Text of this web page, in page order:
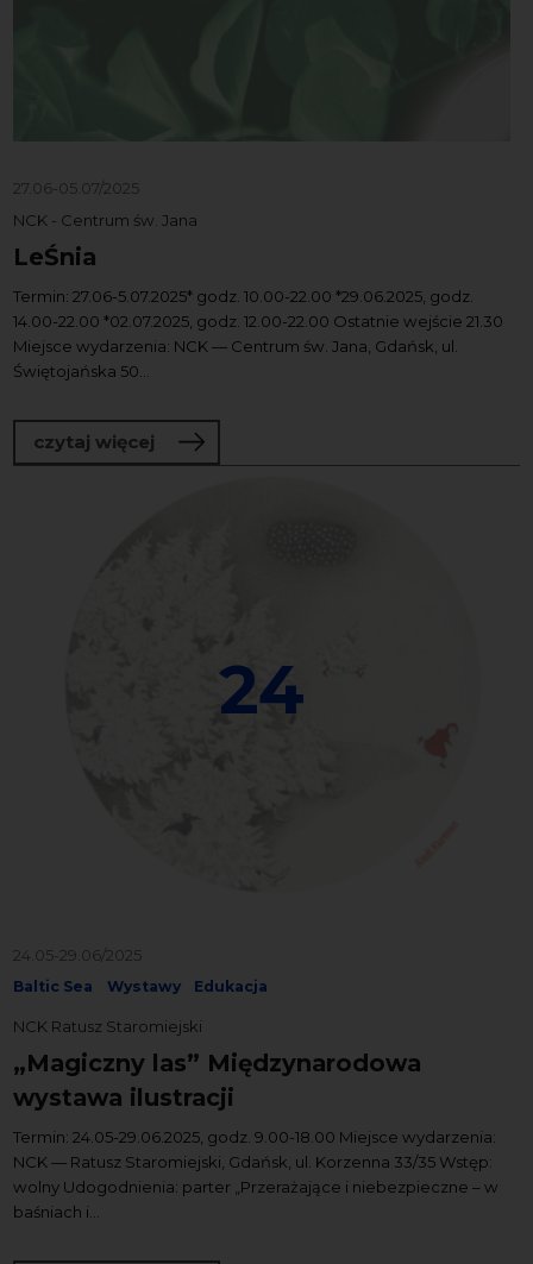
27.06-05.07/2025
NCK - Centrum św. Jana
LeŚnia
Termin: 27.06-5.07.2025* godz. 10.00-22.00 *29.06.2025, godz.
14.00-22.00 *02.07.2025, godz. 12.00-22.00 Ostatnie wejście 21.30
Miejsce wydarzenia: NCK — Centrum św. Jana, Gdańsk, ul.
Świętojańska 50...
czytaj więcej o LeŚnia
24
24.05-29.06/2025
Baltic Sea Wystawy Edukacja
NCK Ratusz Staromiejski
„Magiczny las” Międzynarodowa
wystawa ilustracji
Termin: 24.05-29.06.2025, godz. 9.00-18.00 Miejsce wydarzenia:
NCK — Ratusz Staromiejski, Gdańsk, ul. Korzenna 33/35 Wstęp:
wolny Udogodnienia: parter „Przerażające i niebezpieczne – w
baśniach i...